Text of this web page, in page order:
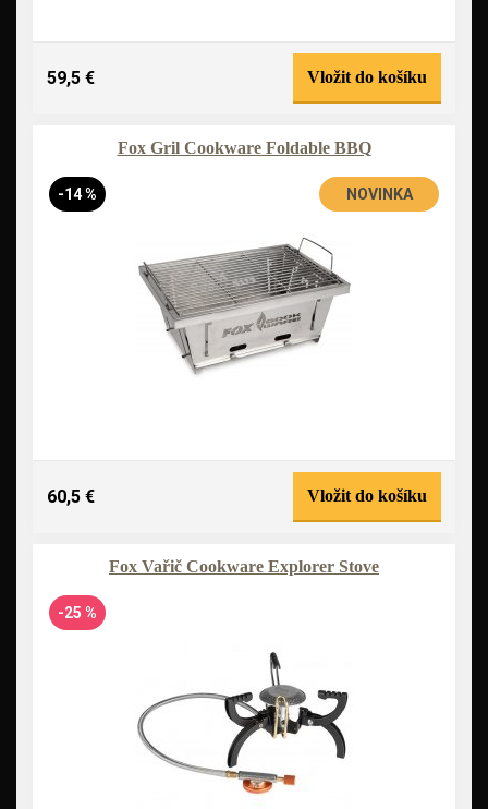
59,5 € Vložit do košíku
Fox Gril Cookware Foldable BBQ
-14 % NOVINKA
60,5 € Vložit do košíku
Fox Vařič Cookware Explorer Stove
-25 %